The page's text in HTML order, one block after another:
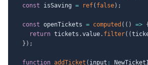
const isSaving = ref( false) ;
const openTickets = computed ( ( ) => {
return tickets .value. filter( (
} ) ;
function addTicket ( input :